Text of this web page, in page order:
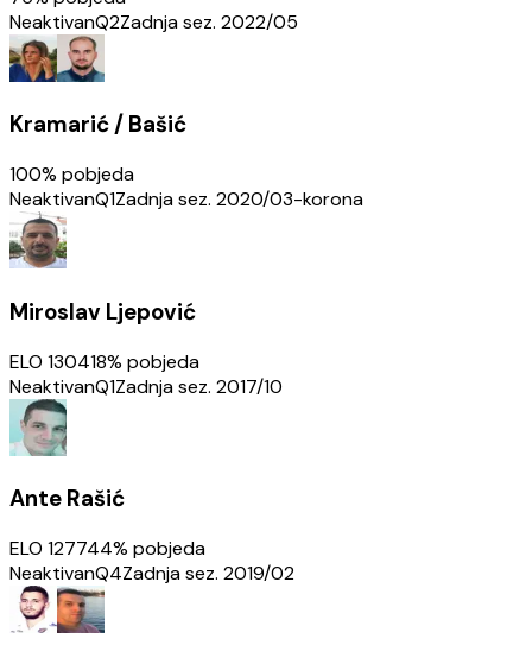
NeaktivanQ2Zadnja sez. 2022/05
Kramarić / Bašić
100% pobjeda
NeaktivanQ1Zadnja sez. 2020/03-korona
Miroslav Ljepović
ELO 130418% pobjeda
NeaktivanQ1Zadnja sez. 2017/10
Ante Rašić
ELO 127744% pobjeda
NeaktivanQ4Zadnja sez. 2019/02